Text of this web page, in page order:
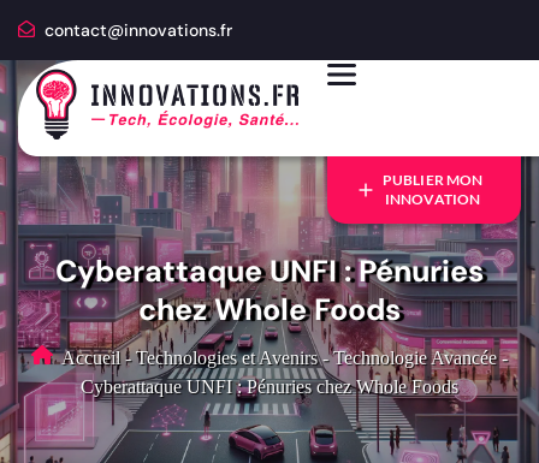
contact@innovations.fr
PUBLIER MON
INNOVATION
Cyberattaque UNFI : Pénuries
chez Whole Foods
Accueil - Technologies et Avenirs - Technologie Avancée -
Cyberattaque UNFI : Pénuries chez Whole Foods